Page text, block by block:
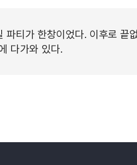
티가 한창이었다. 이후로 끝
다가와 있다.